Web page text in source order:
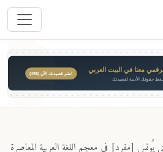
معنا في البيت العربي
حقوقك الأدبية لقصيدتك
انشر قصيدتك الآن ($49)
يُونس [مفرد] في معجم اللغة العربية المعاصرة